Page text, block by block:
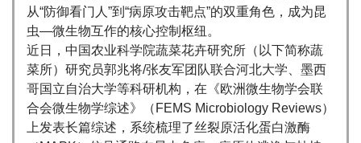
从“防御看门人”到“病原攻击靶点”的双重角色，成为昆
虫—微生物互作的核心控制枢纽。
近日，中国农业科学院蔬菜花卉研究所（以下简称蔬
菜所）研究员郭兆将/张友军团队联合河北大学、墨西
哥国立自治大学等科研机构，在《欧洲微生物学会联
合会微生物学综述》（FEMS Microbiology Reviews）
上发表长篇综述，系统梳理了丝裂原活化蛋白激酶